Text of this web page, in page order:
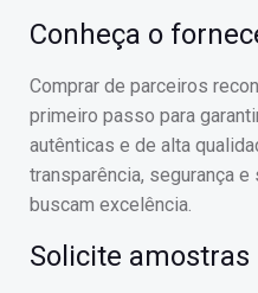
Conheça o
Comprar de parceiros
primeiro passo para
autênticas e de alta
transparência, segurança
buscam excelência.
Solicite amostras